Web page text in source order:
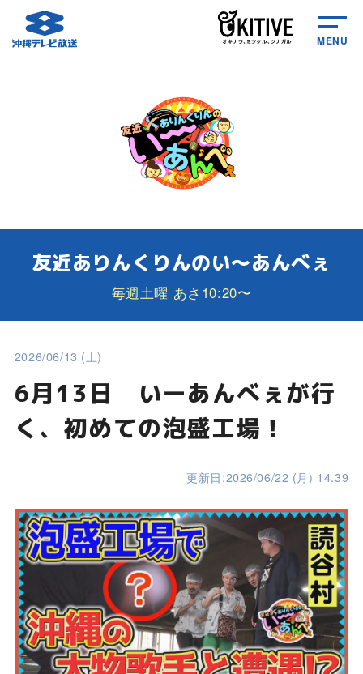
MENU
友近ありんくりんのい～あんべぇ
毎週土曜 あさ10:20〜
2026/06/13 (土)
6月13日 いーあんべぇが行
く、初めての泡盛工場！
更新日:2026/06/22 (月) 14.39